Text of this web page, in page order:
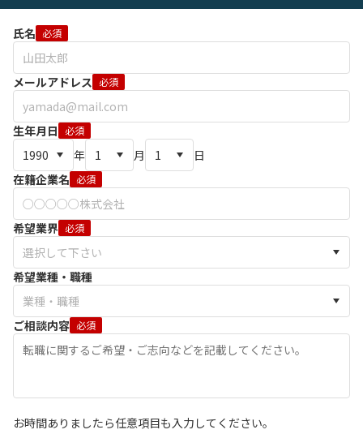
氏名 必須
メールアドレス 必須
生年月日 必須
年 月
日
在籍企業名 必須
希望業界 必須
希望業種・職種
ご相談内容 必須
お時間ありましたら任意項目も入力してください。